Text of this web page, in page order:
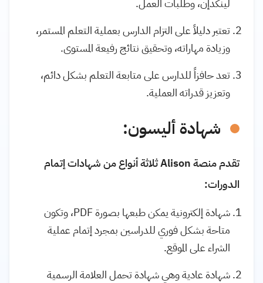
تعتبر دليلاً على التزام الدارس بعملية التعلم المستمر،
وزيادة مهاراته، وتحقيق نتائج رفيعة المستوى.
تعد حافزاً للدارس على متابعة التعلم بشكل دائم،
وتعزيز قدراته العملية.
شهادة أليسون:
تقدم منصة Alison ثلاثة أنواع من شهادات إتمام
الدورات:
شهادة إلكترونية يمكن طبعها بصورة PDF، وتكون
متاحة بشكل فوري للدراسين بمجرد إتمام عملية
الشراء على الموقع.
شهادة عادية وهي شهادة تحمل العلامة الرسمية